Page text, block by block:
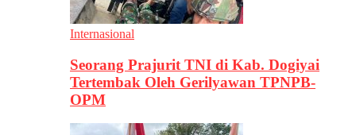
Internasional
Seorang Prajurit TNI di Kab. Dogiyai
Tertembak Oleh Gerilyawan TPNPB-
OPM